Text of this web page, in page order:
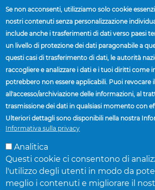
construeren. Een lichter,
combineert brandstofbesparing
fabrikanten en gebruikers,
aan prestaties. "Deze nieuwe
slechts het begin van wat
Accuride mogen verwachten”,
Hazlett. Hij is President van
in Europa en Azië. “We werken
verdere technische en
ontwikkelingen, met als doel de
meest betrouwbare wielen voor
klanten.”
Voor meer informatie klikhier.
Se non acconsenti, utilizziamo solo cookie
nostri contenuti senza personalizzazione
include anche i trasferimenti di dati verso paesi
un livello di protezione dei dati paragonabile a
questi casi di trasferimento di dati, le autorità
raccogliere e analizzare i dati e i tuoi diritti come
potrebbero non essere applicabili. Puoi revocare
all'accesso/archiviazione delle informazioni, al
trasmissione dei dati in qualsiasi momento con
Ulteriori dettagli sono disponibili nella nostra
Informativa sulla privacy
Analitica
Questi cookie ci consentono di
l'utilizzo degli utenti in modo da
meglio i contenuti e migliorare il